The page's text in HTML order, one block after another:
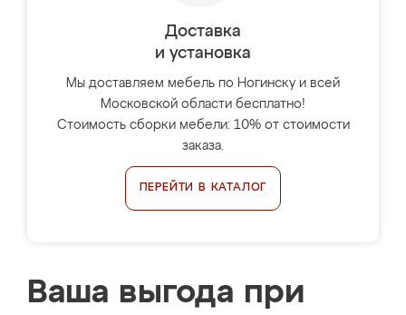
Доставка
и установка
Мы доставляем мебель по Ногинску и всей
Московской области бесплатно!
Стоимость сборки мебели: 10% от стоимости
заказа.
ПЕРЕЙТИ В КАТАЛОГ
Ваша выгода при